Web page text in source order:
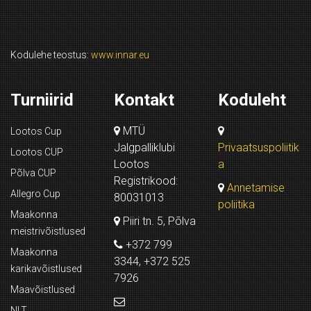
Kodulehe teostus: www.innar.eu
Turniirid
Lootos Cup
Lootos CUP
Põlva CUP
Allegro Cup
Maakonna
meistrivõistlused
Maakonna
karikavõistlused
Maavõistlused
Kontakt
MTÜ
Jalgpalliklubi
Lootos
Registrikood:
80031013
Piiri tn. 5, Põlva
+372 799
3344, +372 525
7926
Koduleht
Privaatsuspoliitik
a
Annetamise
poliitika